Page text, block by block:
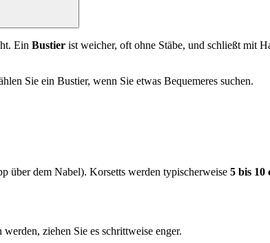
Ein Bustier ist weicher, oft ohne Stäbe, und schließt mit
Sie ein Bustier, wenn Sie etwas Bequemeres suchen.
über dem Nabel). Korsetts werden typischerweise 5 bis 10
ziehen Sie es schrittweise enger.